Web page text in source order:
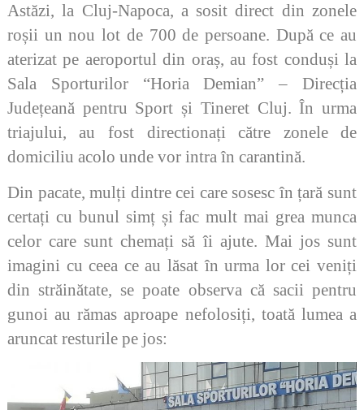
Astăzi, la Cluj-Napoca, a sosit direct din zonele
roșii un nou lot de 700 de persoane. După ce au
aterizat pe aeroportul din oraș, au fost conduși la
Sala Sporturilor “Horia Demian” – Direcția
Județeană pentru Sport și Tineret Cluj. În urma
triajului, au fost directionați către zonele de
domiciliu acolo unde vor intra în carantină.
Din pacate, mulți dintre cei care sosesc în țară sunt
certați cu bunul simț și fac mult mai grea munca
celor care sunt chemați să îi ajute. Mai jos sunt
imagini cu ceea ce au lăsat în urma lor cei veniți
din străinătate, se poate observa că sacii pentru
gunoi au rămas aproape nefolosiți, toată lumea a
aruncat resturile pe jos: